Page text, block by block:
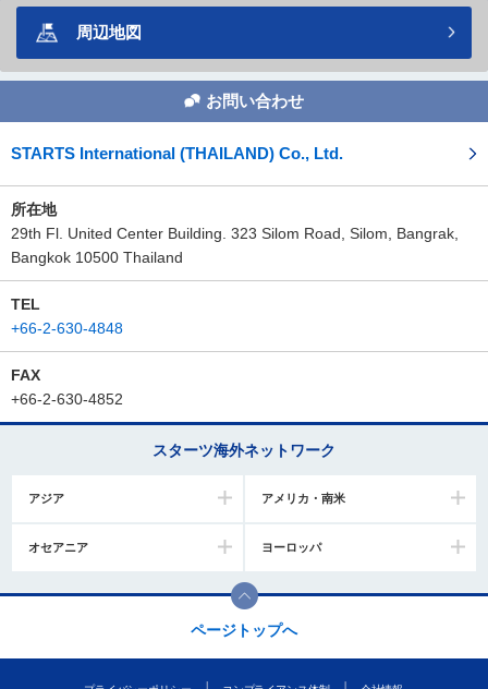
周辺地図
お問い合わせ
STARTS International (THAILAND) Co., Ltd.
所在地
29th Fl. United Center Building. 323 Silom Road, Silom, Bangrak,
Bangkok 10500 Thailand
TEL
+66-2-630-4848
FAX
+66-2-630-4852
スターツ海外ネットワーク
アジア アメリカ・南米
オセアニア ヨーロッパ
ページトップへ